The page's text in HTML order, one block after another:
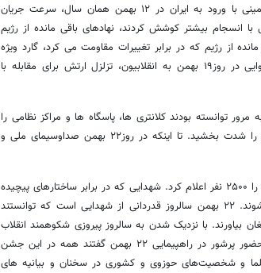
پهلوی در ۲۶ دی ماه۱۳۵۷ از کشور خارج شد، امام خمینی با ورود به ایران در ۱۲ بهمن همان سال، سرعت جریان
انسجام بیشتر کوشش کردند، نهادهای باقی مانده از رژیم
از رژیم که در برابر تغییرات مقاومت می کرد، گارد ویژه
ارتش شاهنشاهی بود که با پیوستن خلبانان نیروی هوایی در روز۱۹ بهمن به انقلابیون، تزلزل ارتش برای مقابله با
توانسته بودند کلانتری ها، پاسگاه ها و مراکز نظامی را
تسخیر کنند، حملات مسلحانه به مراکز و نهادهای رژیم را شدت بخشید. تا اینکه در روز۲۲ بهمن صداوسیمای ملی و
در سال۱۳۹۵ آمار شهدای انقلاب را ۲۵۰۰ نفر اعلام کرد. شهدایی که در برابر ساختارهای پیچیده
امنیتی رژیم شاه توانستند بر آن تسلط یافته و پیروز شوند. ۲۲ بهمن سالروز قدردانی از شهدایی است که توانستند
بیاورند. با نزدیک شدن به سالروز پیروزی شکوهمند انقلاب
اسلامی، اقشار مختلف مردم ضمن اعلام آمادگی برای حضور پرشور در راهپیمایی ۲۲ بهمن گفتند همه در این جشن
و شخصیت‌های حوزوی و کشوری در سخنان و بیانیه های